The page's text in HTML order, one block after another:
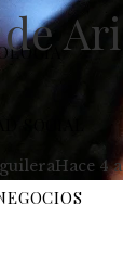
SOCIAL
Hace 4